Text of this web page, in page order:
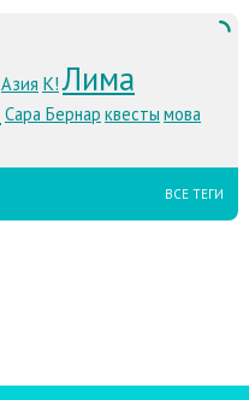
Азия К! Лима
Сара Бернар квесты мова
ВСЕ ТЕГИ